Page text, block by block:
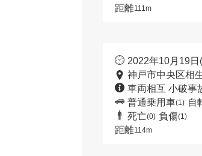
距離111m
2022年10月19日
神戸市中央区相
車両相互 小破事
普通乗用車(1) 自
死亡(0) 負傷(1)
距離114m